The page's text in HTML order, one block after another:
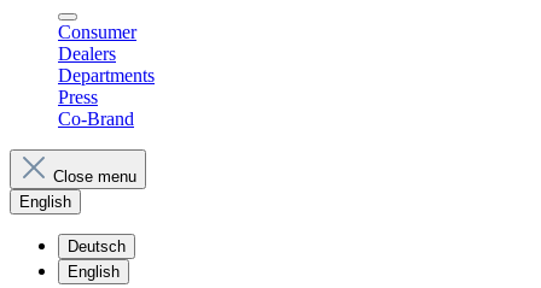
Consumer
Dealers
Departments
Press
Co-Brand
Close menu
English
Deutsch
English